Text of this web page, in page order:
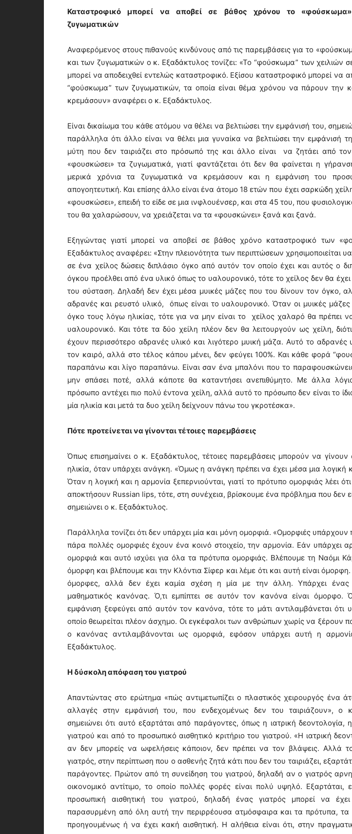
Καταστροφικό μπορεί να αποβεί σε βάθος χρόνου το
ζυγωματικών
Αναφερόμενος στους πιθανούς κινδύνους από τις παρεμβάσεις για το
και των ζυγωματικών ο κ. Εξαδάκτυλος τονίζει: «Το “φούσκωμα” των χειλιών
μπορεί να αποδειχθεί εντελώς καταστροφικό. Εξίσου καταστροφικό μπορεί να
“φούσκωμα” των ζυγωματικών, τα οποία είναι θέμα χρόνου να πάρουν την
κρεμάσουν» αναφέρει ο κ. Εξαδάκτυλος.
Είναι δικαίωμα του κάθε ατόμου να θέλει να βελτιώσει την εμφάνισή του,
παράλληλα ότι άλλο είναι να θέλει μια γυναίκα να βελτιώσει την εμφάνισή
μύτη που δεν ταιριάζει στο πρόσωπό της και άλλο είναι να ζητάει από
«φουσκώσει» τα ζυγωματικά, γιατί φαντάζεται ότι δεν θα φαίνεται η
μερικά χρόνια τα ζυγωματικά να κρεμάσουν και η εμφάνιση του
απογοητευτική. Και επίσης άλλο είναι ένα άτομο 18 ετών που έχει σαρκώδη
«φουσκώσει», επειδή το είδε σε μια ινφλουένσερ, και στα 45 του, που
του θα χαλαρώσουν, να χρειάζεται να τα «φουσκώνει» ξανά και ξανά.
Εξηγώντας γιατί μπορεί να αποβεί σε βάθος χρόνο καταστροφικό των
Εξαδάκτυλος αναφέρει: «Στην πλειονότητα των περιπτώσεων χρησιμοποιείται
σε ένα χείλος δώσεις διπλάσιο όγκο από αυτόν τον οποίο έχει και αυτός ο
όγκου προέλθει από ένα υλικό όπως το υαλουρονικό, τότε το χείλος δεν θα έχει
του σύσταση. Δηλαδή δεν έχει μέσα μυικές μάζες που του δίνουν τον όγκο,
αδρανές και ρευστό υλικό, όπως είναι το υαλουρονικό. Όταν οι μυικές
όγκο τους λόγω ηλικίας, τότε για να μην είναι το χείλος χαλαρό θα πρέπει
υαλουρονικό. Και τότε τα δύο χείλη πλέον δεν θα λειτουργούν ως χείλη,
έχουν περισσότερο αδρανές υλικό και λιγότερο μυική μάζα. Αυτό το αδρανές
τον καιρό, αλλά στο τέλος κάπου μένει, δεν φεύγει 100%. Και κάθε φορά
παραπάνω και λίγο παραπάνω. Είναι σαν ένα μπαλόνι που το
μην σπάσει ποτέ, αλλά κάποτε θα καταντήσει ανεπιθύμητο. Με άλλα
πρόσωπο αντέχει πιο πολύ έντονα χείλη, αλλά αυτό το πρόσωπο δεν είναι το
μία ηλικία και μετά τα δυο χείλη δείχνουν πάνω του γκροτέσκα».
Πότε προτείνεται να γίνονται τέτοιες παρεμβάσεις
Όπως επισημαίνει ο κ. Εξαδάκτυλος, τέτοιες παρεμβάσεις μπορούν να γίνουν
ηλικία, όταν υπάρχει ανάγκη. «Όμως η ανάγκη πρέπει να έχει μέσα μια λογική
Όταν η λογική και η αρμονία ξεπερνιούνται, γιατί το πρότυπο ομορφιάς λέει
αποκτήσουν Russian lips, τότε, στη συνέχεια, βρίσκουμε ένα πρόβλημα που δεν
σημειώνει ο κ. Εξαδάκτυλος.
Παράλληλα τονίζει ότι δεν υπάρχει μία και μόνη ομορφιά. «Ομορφιές υπάρχουν
πάρα πολλές ομορφιές έχουν ένα κοινό στοιχείο, την αρμονία. Εάν υπάρχει
ομορφιά και αυτό ισχύει για όλα τα πρότυπα ομορφιάς. Βλέπουμε τη Ναόμι
όμορφη και βλέπουμε και την Κλόντια Σίφερ και λέμε ότι και αυτή είναι όμορφη.
όμορφες, αλλά δεν έχει καμία σχέση η μία με την άλλη. Υπάρχει ένας
μαθηματικός κανόνας. Ό,τι εμπίπτει σε αυτόν τον κανόνα είναι όμορφο.
εμφάνιση ξεφεύγει από αυτόν τον κανόνα, τότε το μάτι αντιλαμβάνεται ότι
οποίο θεωρείται πλέον άσχημο. Οι εγκέφαλοι των ανθρώπων χωρίς να ξέρουν
ο κανόνας αντιλαμβάνονται ως ομορφιά, εφόσον υπάρχει αυτή η
Εξαδάκτυλος.
Η δύσκολη απόφαση του γιατρού
Απαντώντας στο ερώτημα «πώς αντιμετωπίζει ο πλαστικός χειρουργός ένα
αλλαγές στην εμφάνισή του, που ενδεχομένως δεν του ταιριάζουν», ο
σημειώνει ότι αυτό εξαρτάται από παράγοντες, όπως η ιατρική δεοντολογία,
γιατρού και από το προσωπικό αισθητικό κριτήριο του γιατρού. «Η ιατρική
αν δεν μπορείς να ωφελήσεις κάποιον, δεν πρέπει να τον βλάψεις. Αλλά
γιατρός, στην περίπτωση που ο ασθενής ζητά κάτι που δεν του ταιριάζει,
παράγοντες. Πρώτον από τη συνείδηση του γιατρού, δηλαδή αν ο γιατρός
οικονομικό αντίτιμο, το οποίο πολλές φορές είναι πολύ υψηλό. Εξαρτάται,
προσωπική αισθητική του γιατρού, δηλαδή ένας γιατρός μπορεί να έχει
παρασυρμένη από όλη αυτή την περιρρέουσα ατμόσφαιρα και τα πρότυπα,
προηγουμένως ή να έχει κακή αισθητική. Η αλήθεια είναι ότι, στην